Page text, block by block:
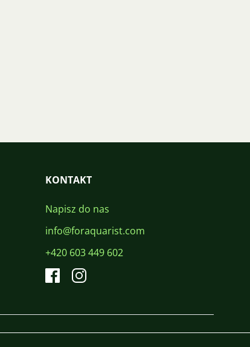
KONTAKT
Napisz do nas
info@foraquarist.com
+420 603 449 602